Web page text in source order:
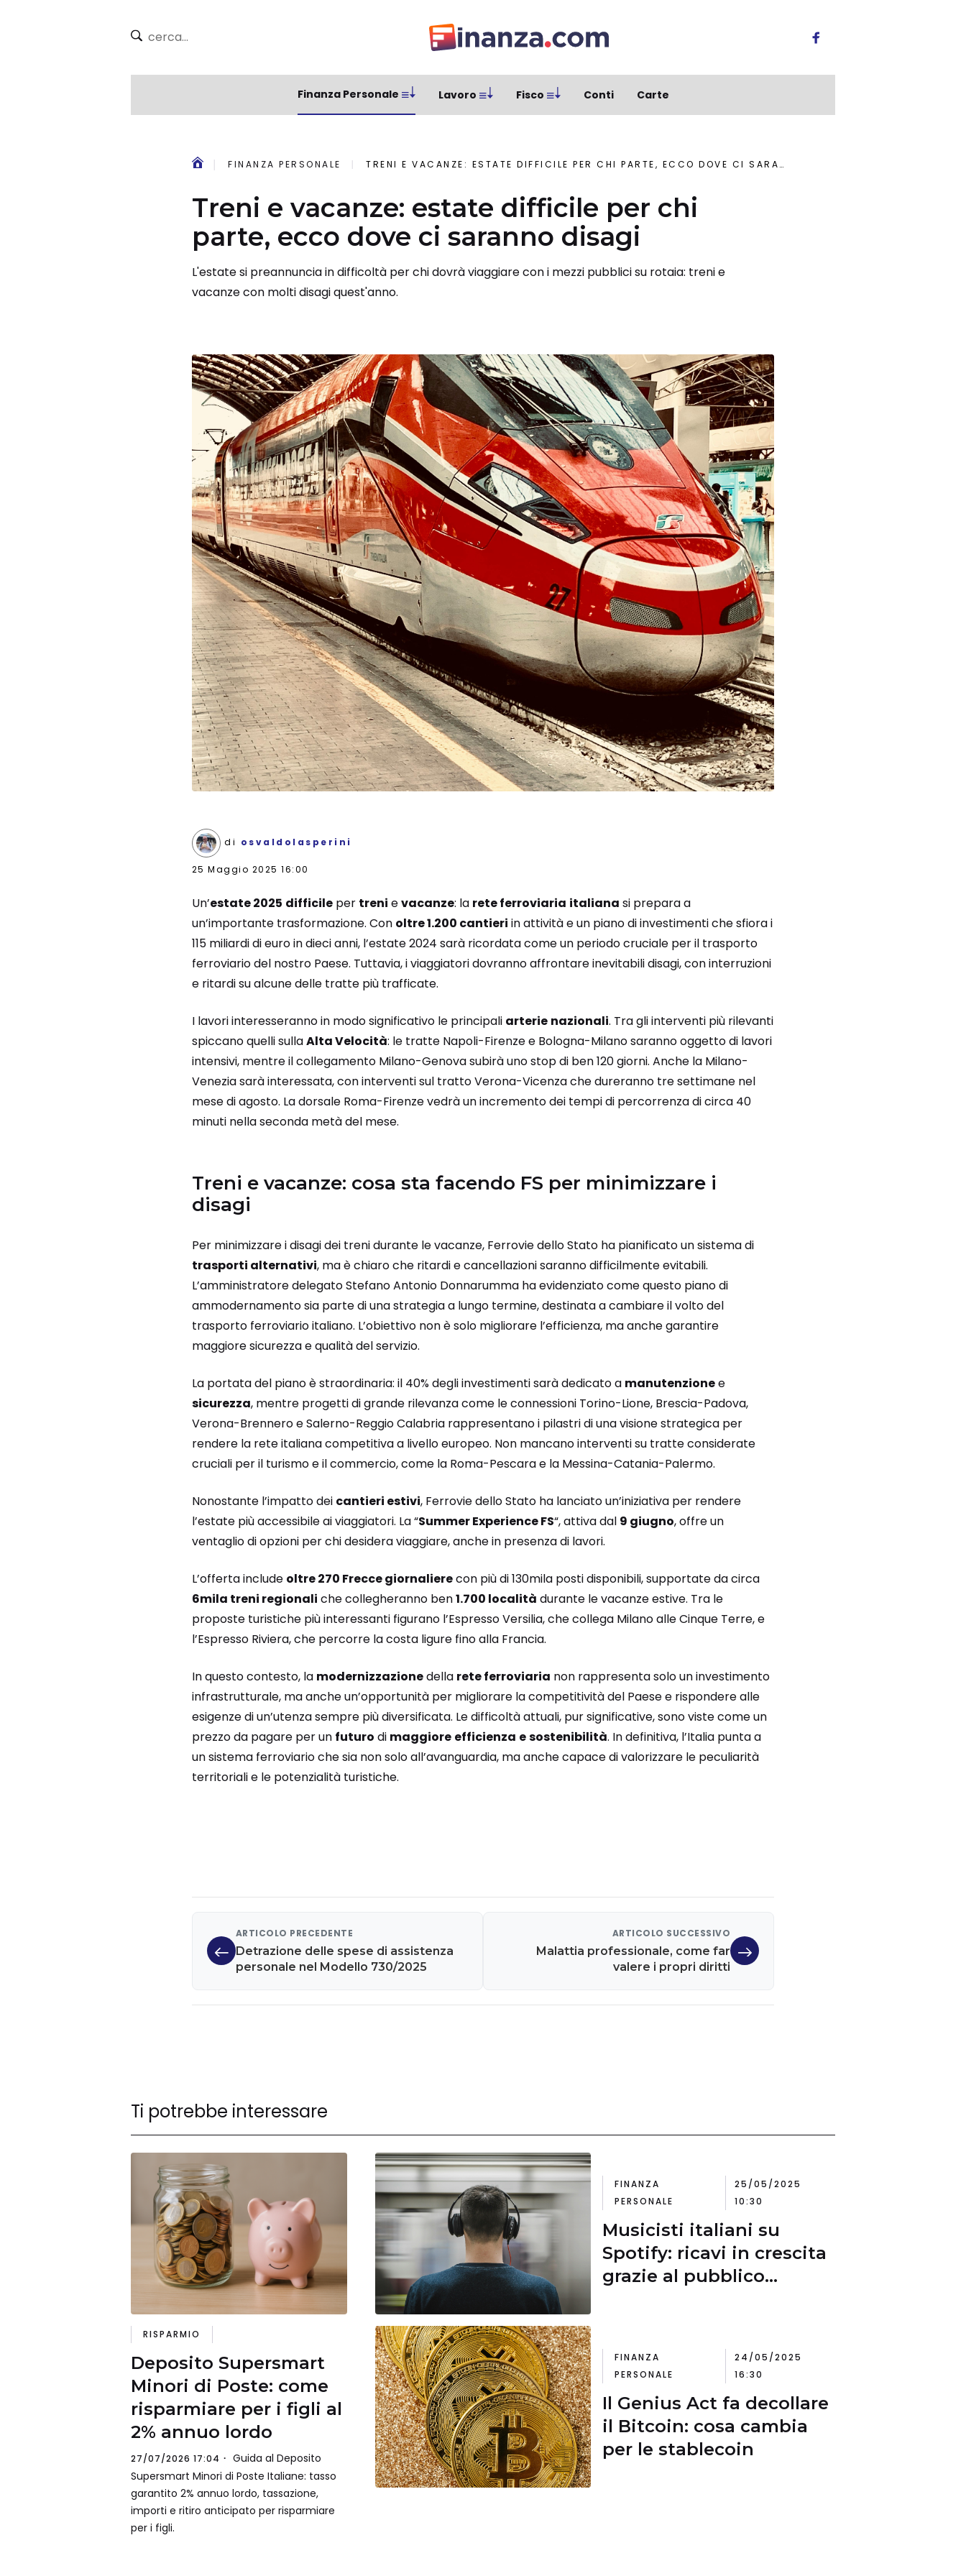
Finanza Personale Lavoro Fisco Conti Carte
FINANZA PERSONALE TRENI E VACANZE: ESTATE DIFFICILE PER CHI PARTE, ECCO DOVE CI SARANNO DISAGI
Treni e vacanze: estate difficile per chi
parte, ecco dove ci saranno disagi
L'estate si preannuncia in difficoltà per chi dovrà viaggiare con i mezzi pubblici su rotaia: treni e
vacanze con molti disagi quest'anno.
di osvaldolasperini
25 Maggio 2025 16:00
Un’estate 2025 difficileper treni evacanze: la rete ferroviaria italiana si prepara a
un’importante trasformazione. Con oltre 1.200 cantieri in attività e un piano di investimenti che sfiora i
115 miliardi di euro in dieci anni, l’estate 2024 sarà ricordata come un periodo cruciale per il trasporto
ferroviario del nostro Paese. Tuttavia, i viaggiatori dovranno affrontare inevitabili disagi, con interruzioni
e ritardi su alcune delle tratte più trafficate.
I lavori interesseranno in modo significativo le principali arterie nazionali. Tra gli interventi più rilevanti
spiccano quelli sullaAlta Velocità: le tratte Napoli-Firenze e Bologna-Milano saranno oggetto di lavori
intensivi, mentre il collegamento Milano-Genova subirà uno stop di ben 120 giorni. Anche la Milano-
Venezia sarà interessata, con interventi sul tratto Verona-Vicenza che dureranno tre settimane nel
mese di agosto. La dorsale Roma-Firenze vedrà un incremento dei tempi di percorrenza di circa 40
minuti nella seconda metà del mese.
Treni e vacanze: cosa sta facendo FS per minimizzare i
disagi
Per minimizzare i disagi dei treni durante le vacanze, Ferrovie dello Stato ha pianificato un sistema di
trasporti alternativi, ma è chiaro che ritardi e cancellazioni saranno difficilmente evitabili.
L’amministratore delegato Stefano Antonio Donnarumma ha evidenziato come questo piano di
ammodernamento sia parte di una strategia a lungo termine, destinata a cambiare il volto del
trasporto ferroviario italiano. L’obiettivo non è solo migliorare l’efficienza, ma anche garantire
maggiore sicurezza e qualità del servizio.
La portata del piano è straordinaria: il 40% degli investimenti sarà dedicato a manutenzionee
sicurezza, mentre progetti di grande rilevanza come le connessioni Torino-Lione, Brescia-Padova,
Verona-Brennero e Salerno-Reggio Calabria rappresentano i pilastri di una visione strategica per
rendere la rete italiana competitiva a livello europeo. Non mancano interventi su tratte considerate
cruciali per il turismo e il commercio, come la Roma-Pescara e la Messina-Catania-Palermo.
Nonostante l’impatto dei cantieri estivi, Ferrovie dello Stato ha lanciato un’iniziativa per rendere
l’estate più accessibile ai viaggiatori. La “Summer Experience FS“, attiva dal 9 giugno, offre un
ventaglio di opzioni per chi desidera viaggiare, anche in presenza di lavori.
L’offerta include oltre 270 Frecce giornalierecon più di 130mila posti disponibili, supportate da circa
6mila treni regionali che collegheranno ben1.700 località durante le vacanze estive. Tra le
proposte turistiche più interessanti figurano l’Espresso Versilia, che collega Milano alle Cinque Terre, e
l’Espresso Riviera, che percorre la costa ligure fino alla Francia.
In questo contesto, la modernizzazionedella rete ferroviaria non rappresenta solo un investimento
infrastrutturale, ma anche un’opportunità per migliorare la competitività del Paese e rispondere alle
esigenze di un’utenza sempre più diversificata. Le difficoltà attuali, pur significative, sono viste come un
prezzo da pagare per un futuro di maggiore efficienza esostenibilità. In definitiva, l’Italia punta a
un sistema ferroviario che sia non solo all’avanguardia, ma anche capace di valorizzare le peculiarità
territoriali e le potenzialità turistiche.
ARTICOLO PRECEDENTE
Detrazione delle spese di assistenza
personale nel Modello 730/2025
ARTICOLO SUCCESSIVO
Malattia professionale, come far
valere i propri diritti
Ti potrebbe interessare
RISPARMIO
Deposito Supersmart
Minori di Poste: come
risparmiare per i figli al
2% annuo lordo
27/07/2026 17:04
Guida al Deposito
Supersmart Minori di Poste Italiane: tasso
garantito 2% annuo lordo, tassazione,
importi e ritiro anticipato per risparmiare
per i figli.
FINANZA
PERSONALE
25/05/2025
10:30
Musicisti italiani su
Spotify: ricavi in crescita
grazie al pubblico
FINANZA
PERSONALE
24/05/2025
16:30
Il Genius Act fa decollare
il Bitcoin: cosa cambia
per le stablecoin